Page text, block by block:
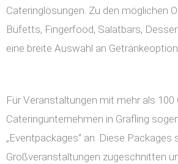
Cateringlösungen. Zu den möglichen
Büfetts, Fingerfood, Salatbars,
eine breite Auswahl an
Für Veranstaltungen mit mehr als 100
Cateringunternehmen in Grafling
„Eventpackages“ an. Diese Packages
Großveranstaltungen zugeschnitten